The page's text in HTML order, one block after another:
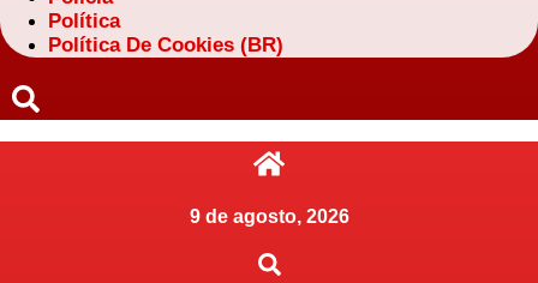
Política
Política De Cookies (BR)
9 de agosto, 2026